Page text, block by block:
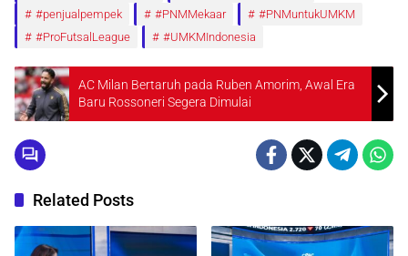
#penjualpempek
#PNMMekaar
#PNMuntukUMKM
#ProFutsalLeague
#UMKMIndonesia
AC Milan Bertaruh pada Ruben Amorim, Awal Era
Baru Rossoneri Segera Dimulai
Related Posts